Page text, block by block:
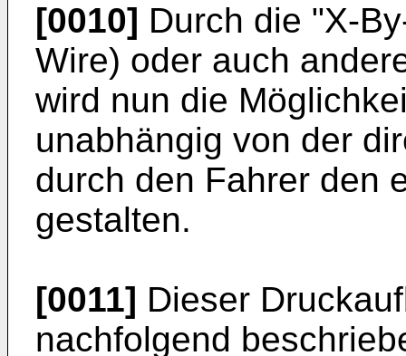
[0010] Durch die "X-
Wire) oder auch
wird nun die
unabhängig von der
durch den Fahrer den
gestalten.
[0011] Dieser
nachfolgend